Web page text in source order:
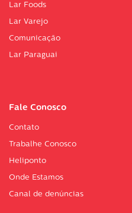
Lar Foods
Lar Varejo
Comunicação
Lar Paraguai
Fale Conosco
Contato
Trabalhe Conosco
Heliponto
Onde Estamos
Canal de denúncias